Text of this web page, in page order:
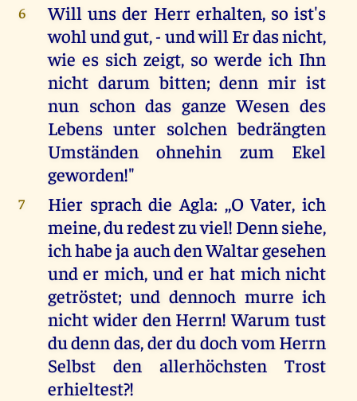
6
Will uns der Herr erhalten, so ist's
wohl und gut, - und will Er das nicht,
wie es sich zeigt, so werde ich Ihn
nicht darum bitten; denn mir ist
nun schon das ganze Wesen des
Lebens unter solchen bedrängten
Umständen ohnehin zum Ekel
geworden!"
7
Hier sprach die Agla: ,,O Vater, ich
meine, du redest zu viel! Denn siehe,
ich habe ja auch den Waltar gesehen
und er mich, und er hat mich nicht
getröstet; und dennoch murre ich
nicht wider den Herrn! Warum tust
du denn das, der du doch vom Herrn
Selbst den allerhöchsten Trost
erhieltest?!